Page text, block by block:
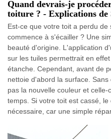
Quand devrais-je
toiture ? - Explications de
Est-ce que votre toit a perdu de
commence à s'écailler ? Une
beauté d'origine. L'application
sur les tuiles permettrait en
étanche. Cependant, avant de
nettoie d'abord la surface.
pas la nouvelle couleur et
temps. Si votre toit est cassé,
nécessaire, car une simple